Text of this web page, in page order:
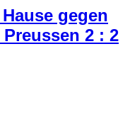
gegen
2 : 2